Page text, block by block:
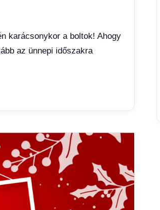
karácsonykor a boltok! Ahogy
az ünnepi időszakra